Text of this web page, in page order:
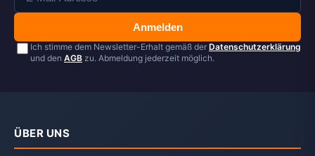
Anmelden
Ich stimme dem Newsletter-Erhalt gemäß der Datenschutzerklärung
und den AGB zu. Abmeldung jederzeit möglich.
ÜBER UNS